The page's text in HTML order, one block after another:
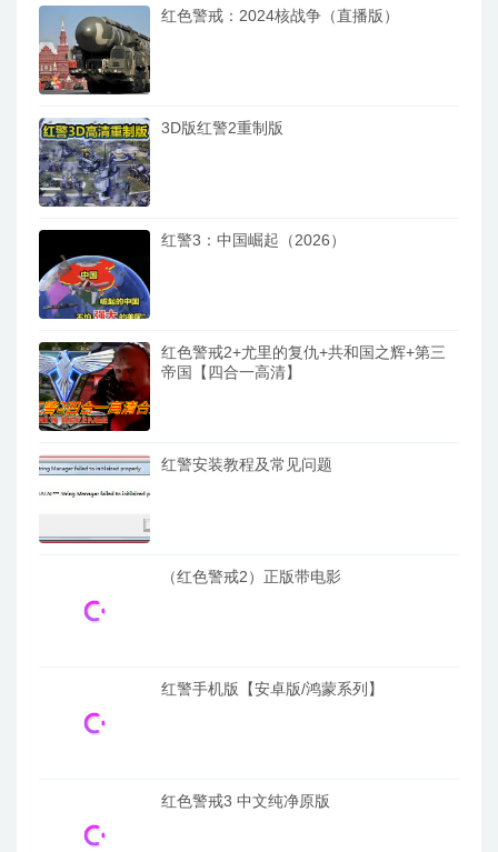
红色警戒：2024核战争（直播版）
3D版红警2重制版
红警3：中国崛起（2026）
红色警戒2+尤里的复仇+共和国之辉+第三
帝国【四合一高清】
红警安装教程及常见问题
（红色警戒2）正版带电影
红警手机版【安卓版/鸿蒙系列】
红色警戒3 中文纯净原版